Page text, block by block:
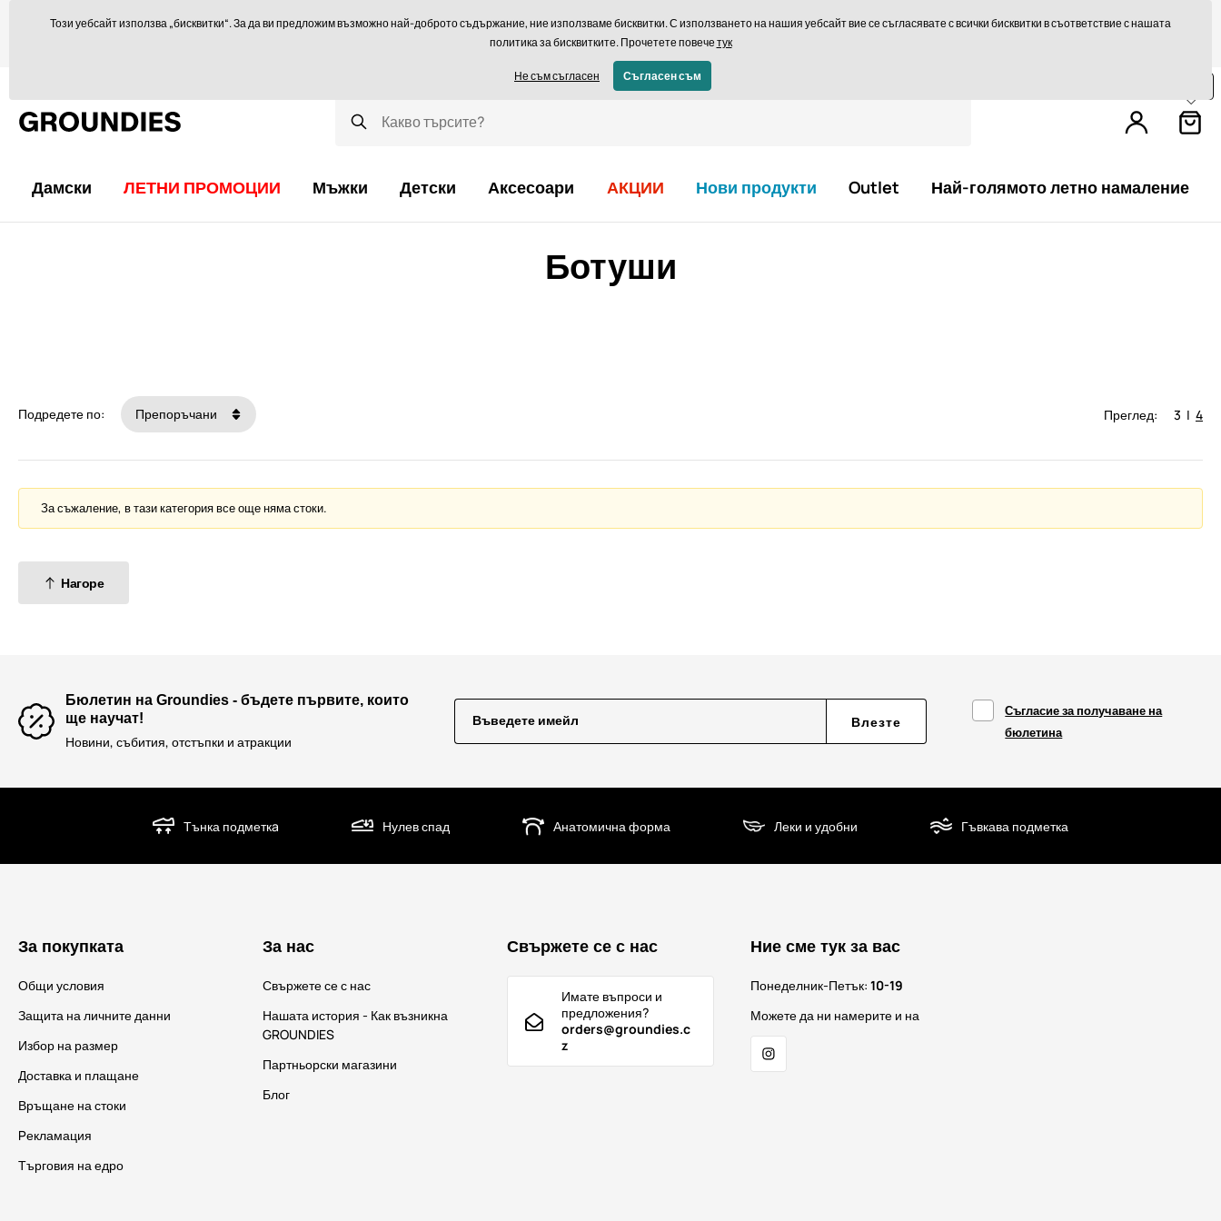
Ще се радваме да ви посъветваме тукorders@groundies.cz Връщане в рамките на 14 дни
Бърза доставка над 293,75 лв БЕЗПЛАТНО
Дамски ЛЕТНИ ПРОМОЦИИ Мъжки Детски Аксесоари АКЦИИ Нови продукти Outlet Най-голямото летно намаление
Ботуши
Подредете по: Препоръчани Преглед: 3 | 4
За съжаление, в тази категория все още няма стоки.
Нагоре
Бюлетин на Groundies - бъдете първите, които
ще научат!
Новини, събития, отстъпки и атракции
Въведете имейл Влезте
Съгласие за получаване на
бюлетина
Тънка подметкa Нулев спад Анатомична форма Леки и удобни Гъвкава подметка
За покупката
Общи условия
Защита на личните данни
Избор на размер
Доставка и плащане
Връщане на стоки
Pекламация
Търговия на едро
За нас
Свържете се с нас
Нашата история - Как възникна
GROUNDIES
Партньорски магазини
Блог
Свържете се с нас
Имате въпроси и
предложения?
orders@groundies.c
z
Ние сме тук за вас
Понеделник-Петък:10-19
Можете да ни намерите и на
Този уебсайт използва „бисквитки“. За да ви предложим възможно най-доброто съдържание, ние използваме бисквитки. С използването на нашия уебсайт вие се съгласявате с всички бисквитки в съответствие с нашата
политика за бисквитките. Прочетете повечетук
Не съм съгласен Съгласен съм